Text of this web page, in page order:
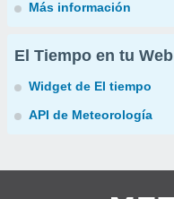
Más información
El Tiempo en tu Web
Widget de El tiempo
API de Meteorología